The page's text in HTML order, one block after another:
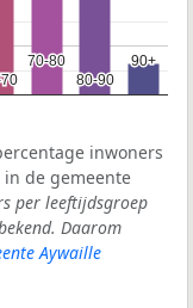
70-80
70-80
80-90
80-90
90+
90+
inwoners
de gemeente
per leeftijdsgroep
Daarom
Aywaille